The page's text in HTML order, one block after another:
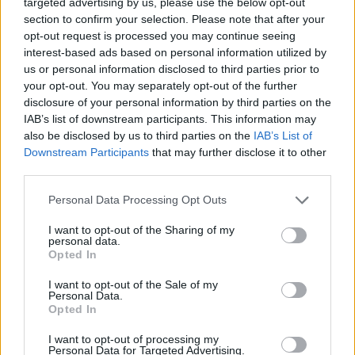
section to confirm your selection. Please note that after your
opt-out request is processed you may continue seeing
interest-based ads based on personal information utilized by
us or personal information disclosed to third parties prior to
your opt-out. You may separately opt-out of the further
disclosure of your personal information by third parties on the
IAB’s list of downstream participants. This information may
also be disclosed by us to third parties on the IAB’s List of
Downstream Participants that may further disclose it to other
Please note that this website/app uses one or more Google
not limited to your visit or usage behaviour. You may click to
grant or deny consent to Google and its third-party tags to
use your data for below specified purposes in below Google
consent section.
Personal Data Processing Opt Outs
I want to opt-out of the Sharing of my
personal data.
Opted In
I want to opt-out of the Sale of my
Personal Data.
Opted In
I want to opt-out of processing my
Personal Data for Targeted Advertising.
pontjai is megtalálhatóak, sőt a kiterjesztett
valóság fogalmával és használatával is
megismerkedhetnek az olvasók.
Az artlocator a Design Hét Budapest ideje
alatt mutatja majd be azonos című
kortárs vizuális kultúra adja, de a divat, a